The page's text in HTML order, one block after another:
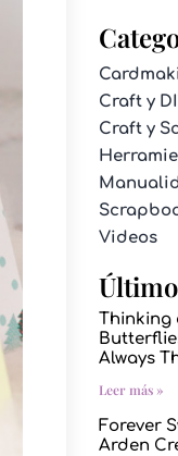
Craft y
Craft y
Videos
Thinking
Always
Leer más »
Forever
Arden